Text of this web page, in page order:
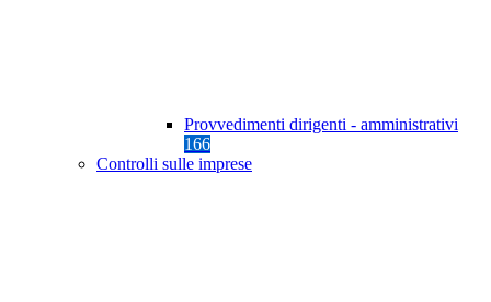
Provvedimenti dirigenti - amministrativi
166
Controlli sulle imprese